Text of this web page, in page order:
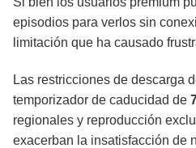
episodios para verlos sin
limitación que ha causado
Las restricciones de descarga
temporizador de caducidad de
regionales y reproducción
exacerban la insatisfacción de